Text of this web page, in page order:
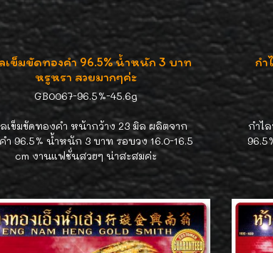
เข็มขัดทองคำ 96.5% น้ำหนัก 3 บาท
หรูหรา สวยมากๆค่ะ
GB0067-96.5%-45.6g
ลเข็มขัดทองคำ หน้ากว้าง 23 มิล ผลิตจาก
ำ 96.5% น้ำหนัก 3 บาท รอบวง 16.0-16.5
cm งานแฟชั่นสวยๆ น่าสะสมค่ะ
กำ
กำไ